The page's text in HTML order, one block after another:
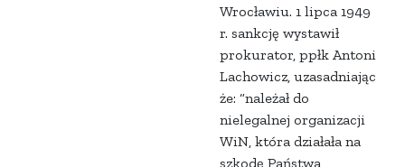
Wrocławiu. 1 lipca 1949
r. sankcję wystawił
prokurator, ppłk Antoni
Lachowicz, uzasadniając
że: “należał do
nielegalnej organizacji
WiN, która działała na
szkodę Państwa